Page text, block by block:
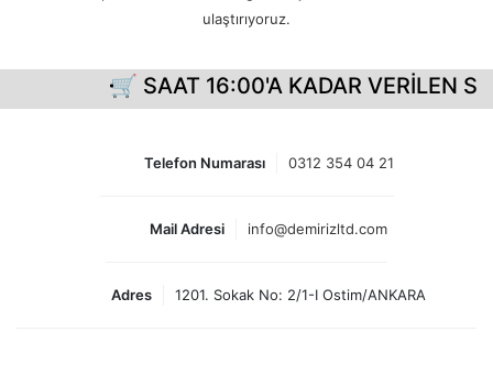
ulaştırıyoruz.
🛒 SAAT 16:00'A KADAR VERİLEN
Telefon Numarası 0312 354 04 21
Mail Adresi info@demirizltd.com
Adres 1201. Sokak No: 2/1-I Ostim/ANKARA